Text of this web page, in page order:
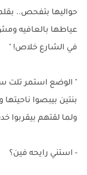
حواليها بتفحص..
عياطها بالعافيه
في الشارع خلاص! "
" الوضع استمر تلت
بنتين بيبصوا
ولما لقتهم
- استني رايحه فين؟